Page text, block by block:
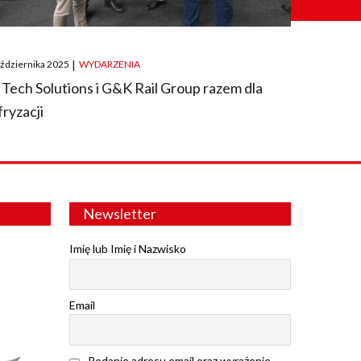
2025 | WYDARZENIA
Tech Solutions i G&K Rail Group razem dla
Newsletter
Imię lub Imię i Nazwisko
Email